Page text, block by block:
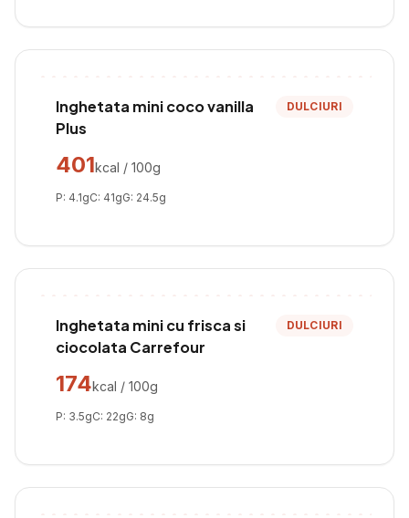
Inghetata mini coco vanilla
Plus
DULCIURI
401kcal / 100g
P: 4.1gC: 41gG: 24.5g
Inghetata mini cu frisca si
ciocolata Carrefour
DULCIURI
174kcal / 100g
P: 3.5gC: 22gG: 8g